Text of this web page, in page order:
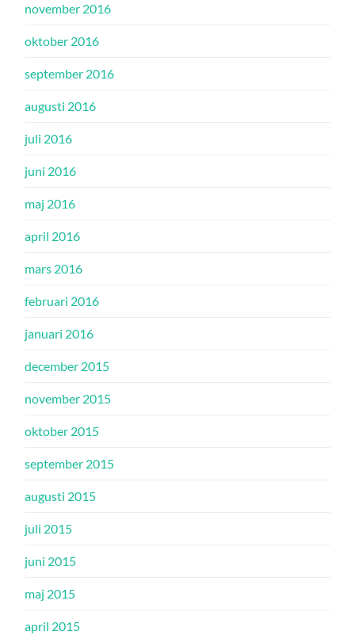
november 2016
oktober 2016
september 2016
augusti 2016
juli 2016
juni 2016
maj 2016
april 2016
mars 2016
februari 2016
januari 2016
december 2015
november 2015
oktober 2015
september 2015
augusti 2015
juli 2015
juni 2015
maj 2015
april 2015